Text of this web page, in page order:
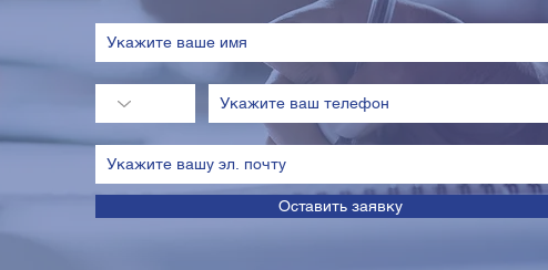
Оставить заявку